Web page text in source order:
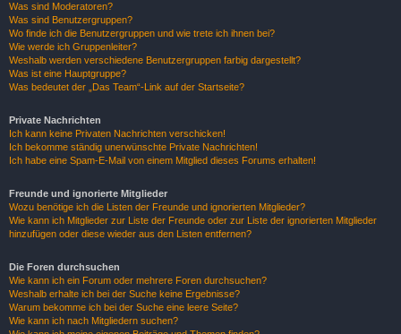
Was sind Moderatoren?
Was sind Benutzergruppen?
Wo finde ich die Benutzergruppen und wie trete ich ihnen bei?
Wie werde ich Gruppenleiter?
Weshalb werden verschiedene Benutzergruppen farbig dargestellt?
Was ist eine Hauptgruppe?
Was bedeutet der „Das Team“-Link auf der Startseite?
Private Nachrichten
Ich kann keine Privaten Nachrichten verschicken!
Ich bekomme ständig unerwünschte Private Nachrichten!
Ich habe eine Spam-E-Mail von einem Mitglied dieses Forums erhalten!
Freunde und ignorierte Mitglieder
Wozu benötige ich die Listen der Freunde und ignorierten Mitglieder?
Wie kann ich Mitglieder zur Liste der Freunde oder zur Liste der ignorierten Mitglieder
hinzufügen oder diese wieder aus den Listen entfernen?
Die Foren durchsuchen
Wie kann ich ein Forum oder mehrere Foren durchsuchen?
Weshalb erhalte ich bei der Suche keine Ergebnisse?
Warum bekomme ich bei der Suche eine leere Seite?
Wie kann ich nach Mitgliedern suchen?